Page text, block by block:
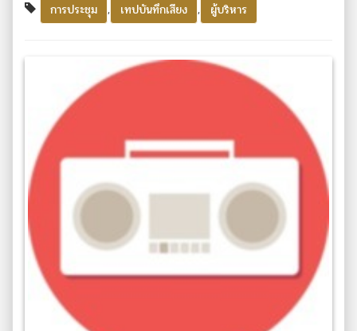
การประชุม
, เทปบันทึกเสียง , ผู้บริหาร